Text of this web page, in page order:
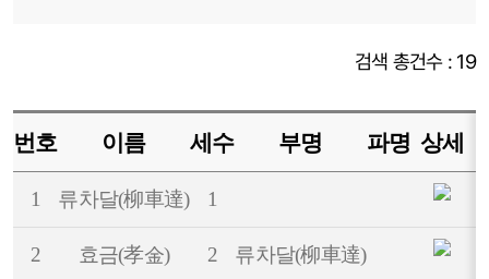
검색 총건수 : 19
번호 이름 세수 부명 파명 상세
1 류차달(柳車達) 1
2 효금(孝金) 2 류차달(柳車達)